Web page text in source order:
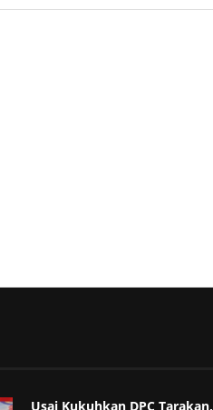
Usai Kukuhkan DPC Tarakan,